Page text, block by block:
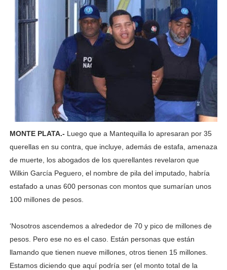
MONTE PLATA.- Luego que a Mantequilla lo apresaran por 35
querellas en su contra, que incluye, además de estafa, amenaza
de muerte, los abogados de los querellantes revelaron que
Wilkin García Peguero, el nombre de pila del imputado, habría
estafado a unas 600 personas con montos que sumarían unos
100 millones de pesos.
‘Nosotros ascendemos a alrededor de 70 y pico de millones de
pesos. Pero ese no es el caso. Están personas que están
llamando que tienen nueve millones, otros tienen 15 millones.
Estamos diciendo que aquí podría ser (el monto total de la